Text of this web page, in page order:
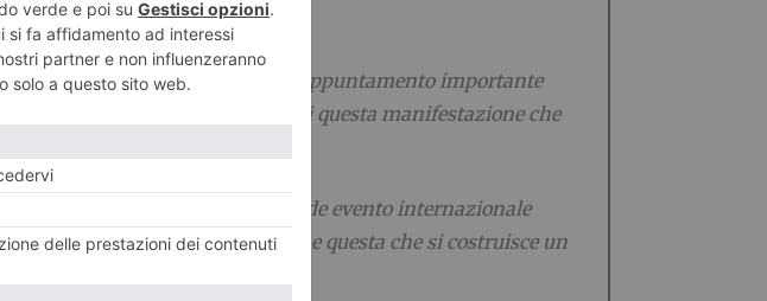
cultura della salute”.
– Salute, Sport rappresenta un appuntamento importante
di essere parte attiva di questa manifestazione che
dimostrazione di come un grande evento internazionale
da gioco… È con iniziative come questa che si costruisce un